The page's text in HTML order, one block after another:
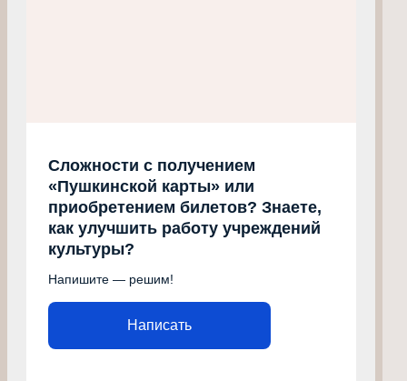
Сложности с получением
«Пушкинской карты» или
приобретением билетов? Знаете,
как улучшить работу учреждений
культуры?
Напишите — решим!
Написать